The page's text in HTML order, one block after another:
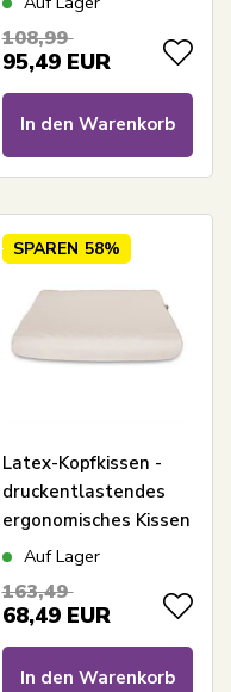
Classic - Høie Of
108,99
95,49 EUR
In den Warenkorb
SPAREN 58%
Latex-Kopfkissen -
druckentlastendes
ergonomisches Kissen
- Talalay Natur-
By Borg Venus
Auf Lager
163,49
68,49 EUR
In den Warenkorb